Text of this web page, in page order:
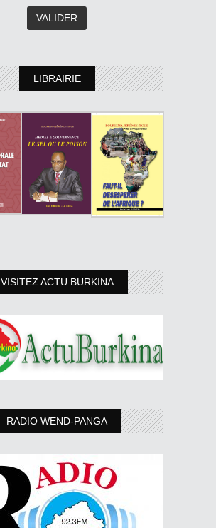
LIBRAIRIE
VISITEZ ACTU BURKINA
RADIO WEND-PANGA